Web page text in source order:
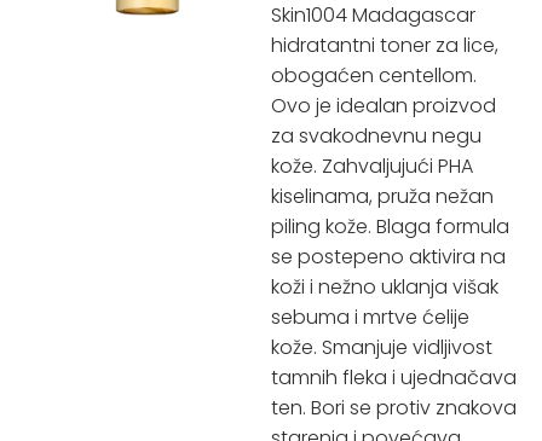
Skin1004 Madagascar
hidratantni toner za lice,
obogaćen centellom.
Ovo je idealan proizvod
za svakodnevnu negu
kože. Zahvaljujući PHA
kiselinama, pruža nežan
piling kože. Blaga formula
se postepeno aktivira na
koži i nežno uklanja višak
sebuma i mrtve ćelije
kože. Smanjuje vidljivost
tamnih fleka i ujednačava
ten. Bori se protiv znakova